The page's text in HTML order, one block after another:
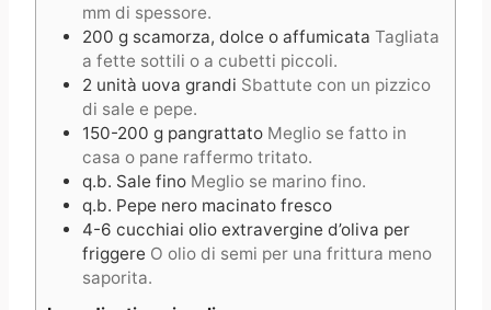
mm di spessore.
200 g scamorza, dolce o affumicata Tagliata
a fette sottili o a cubetti piccoli.
2 unità uova grandi Sbattute con un pizzico
di sale e pepe.
150-200 g pangrattato Meglio se fatto in
casa o pane raffermo tritato.
q.b. Sale fino Meglio se marino fino.
q.b. Pepe nero macinato fresco
4-6 cucchiai olio extravergine d’oliva per
friggere O olio di semi per una frittura meno
saporita.